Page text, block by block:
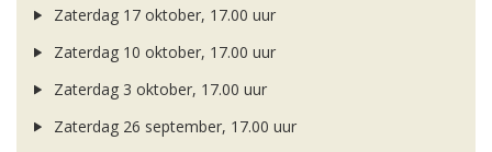
Zaterdag 17 oktober, 17.00 uur
Zaterdag 10 oktober, 17.00 uur
Zaterdag 3 oktober, 17.00 uur
Zaterdag 26 september, 17.00 uur